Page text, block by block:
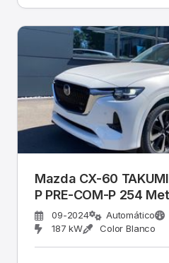
Mazda CX-60
P PRE-COM-P 254
09-2024 Automático
187 kW
Color Blanco